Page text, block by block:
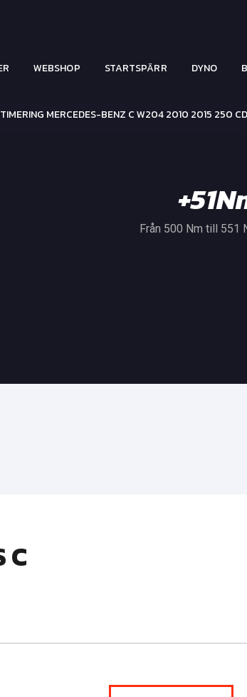
WEBSHOP STARTSPÄRR DYNO
MERCEDES-BENZ C W204 2010 2015 250
Från 500 Nm till 551
C